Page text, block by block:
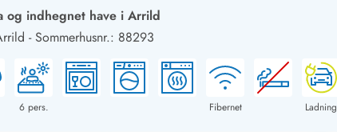
Sommerhuse med hund
Sommerhuse med søndagsskift
Sommerhuse med aktivitetsrum
Sommerhuse med ladestation (elbil)
og indhegnet have i Arrild
-Sommerhusnr.: 88293
6pers. Fibernet Ladning